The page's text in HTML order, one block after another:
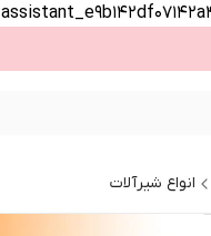
انواع شیرآلات